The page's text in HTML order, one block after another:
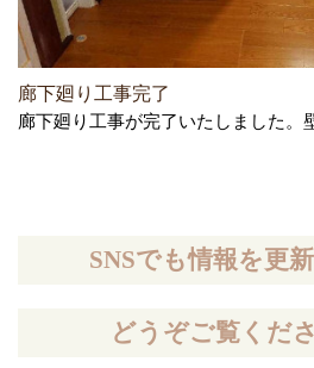
廊下廻り工事完了
廊下廻り工事が完了いたしました。
SNSでも情報を更
どうぞご覧くだ